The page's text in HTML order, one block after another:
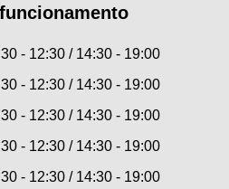
- 12:30 / 14:30 - 19:00
- 12:30 / 14:30 - 19:00
- 12:30 / 14:30 - 19:00
- 12:30 / 14:30 - 19:00
- 12:30 / 14:30 - 19:00